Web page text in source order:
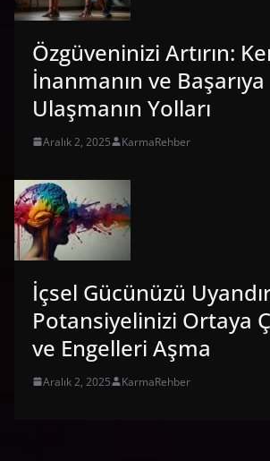
Özgüveninizi Artırın:
İnanmanın ve Başarıya
Ulaşmanın Yolları
Aralık 2, 2025 KarmaRehber
İçsel Gücünüzü
Potansiyelinizi Ortaya
ve Engelleri Aşma
Aralık 2, 2025 KarmaRehber